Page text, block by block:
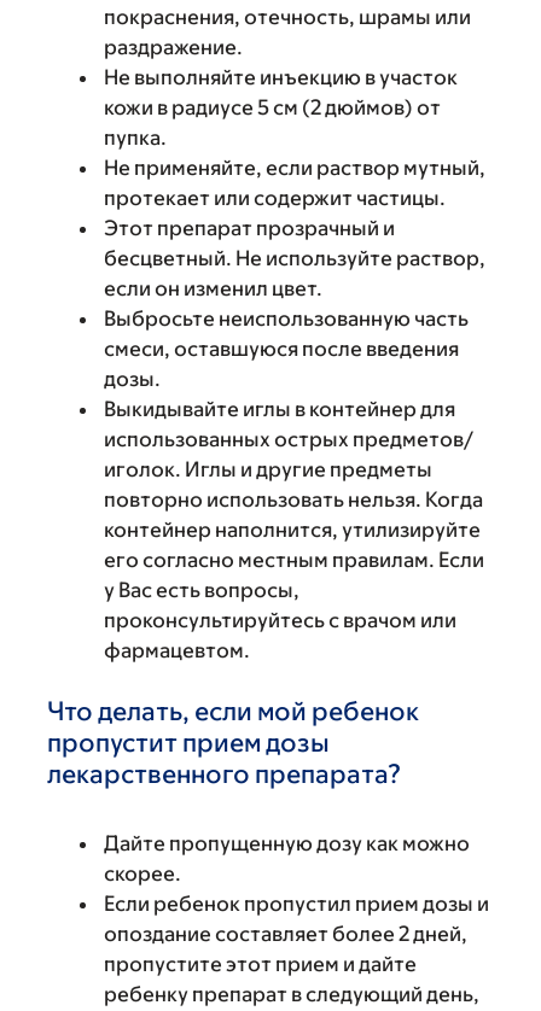
покраснения, отечность, шрамы или
раздражение.
Не выполняйте инъекцию в участок
кожи в радиусе 5 см (2 дюймов) от
пупка.
Не применяйте, если раствор мутный,
протекает или содержит частицы.
Этот препарат прозрачный и
бесцветный. Не используйте раствор,
если он изменил цвет.
Выбросьте неиспользованную часть
смеси, оставшуюся после введения
дозы.
Выкидывайте иглы в контейнер для
использованных острых предметов/
иголок. Иглы и другие предметы
повторно использовать нельзя. Когда
контейнер наполнится, утилизируйте
его согласно местным правилам. Если
у Вас есть вопросы,
проконсультируйтесь с врачом или
фармацевтом.
Что делать, если мой ребенок
пропустит прием дозы
лекарственного препарата?
Дайте пропущенную дозу как можно
скорее.
Если ребенок пропустил прием дозы и
опоздание составляет более 2 дней,
пропустите этот прием и дайте
ребенку препарат в следующий день,